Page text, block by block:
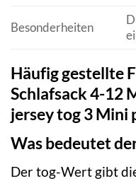
Besonderheiten
Häufig gestellte
Schlafsack 4-12
jersey tog 3 Mini
Was bedeutet
Der tog-Wert gibt